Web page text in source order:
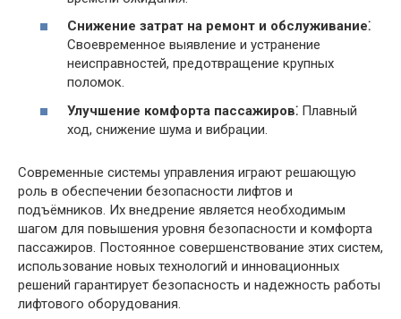
Снижение затрат на ремонт и обслуживание⁚
Своевременное выявление и устранение
неисправностей, предотвращение крупных
поломок.
Улучшение комфорта пассажиров⁚ Плавный
ход, снижение шума и вибрации.
Современные системы управления играют решающую
роль в обеспечении безопасности лифтов и
подъёмников. Их внедрение является необходимым
шагом для повышения уровня безопасности и комфорта
пассажиров. Постоянное совершенствование этих систем,
использование новых технологий и инновационных
решений гарантирует безопасность и надежность работы
лифтового оборудования.